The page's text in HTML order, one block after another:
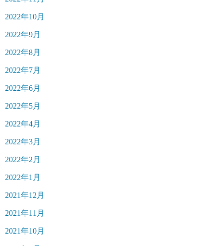
2022年10月
2022年9月
2022年8月
2022年7月
2022年6月
2022年5月
2022年4月
2022年3月
2022年2月
2022年1月
2021年12月
2021年11月
2021年10月